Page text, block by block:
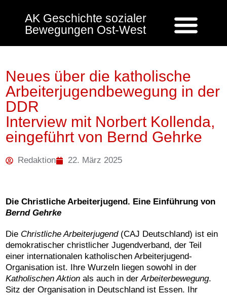
AK Geschichte sozialer
Bewegungen Ost-West
Neues über die katholische
Arbeiterjugendbewegung in der
DDR
Interview mit Norbert Kollenda,
eingeführt von Bernd Gehrke
Redaktion 22. März 2025
Die Christliche Arbeiterjugend. Eine Einführung von
Bernd Gehrke
Die Christliche Arbeiterjugend(CAJ Deutschland) ist ein
demokratischerchristlicherJugendverband, der Teil
einer internationalen katholischen Arbeiterjugend-
Organisation ist. Ihre Wurzeln liegensowohl in der
Katholischen Aktion als auch in derArbeiterbewegung.
Sitz der Organisation in Deutschland ist Essen. Ihr